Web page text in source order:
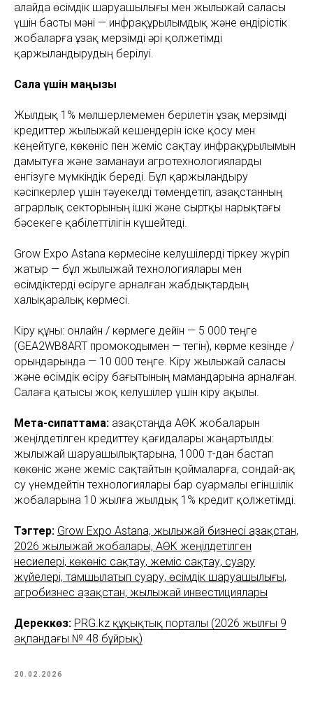
алайда өсімдік шаруашылығы мен жылыжай саласы
үшін басты мәні — инфрақұрылымдық және өндірістік
жобаларға ұзақ мерзімді әрі қолжетімді
қаржыландырудың берілуі.
Сала үшін маңызы
Жылдық 1% мөлшерлемемен берілетін ұзақ мерзімді
кредиттер жылыжай кешендерін іске қосу мен
кеңейтуге, көкөніс пен жеміс сақтау инфрақұрылымын
дамытуға және заманауи агротехнологияларды
енгізуге мүмкіндік береді. Бұл қаржыландыру
кәсіпкерлер үшін тәуекелді төмендетіп, Қазақстанның
аграрлық секторының ішкі және сыртқы нарықтағы
бәсекеге қабілеттілігін күшейтеді.
Grow Expo Astana көрмесіне келушілерді тіркеу жүріп
жатыр — бұл жылыжай технологиялары мен
өсімдіктерді өсіруге арналған жабдықтардың
халықаралық көрмесі.
Кіру құны: онлайн / көрмеге дейін — 5 000 теңге
(GEA2WB8ART промокодымен — тегін), көрме кезінде /
орындарында — 10 000 теңге. Кіру жылыжай саласы
және өсімдік өсіру бағытының мамандарына арналған.
Салаға қатысы жоқ келушілер үшін кіру ақылы.
Мета-сипаттама: Қазақстанда АӨК жобаларын
жеңілдетілген кредиттеу қағидалары жаңартылды:
жылыжай шаруашылықтарына, 1000 т-дан бастап
көкөніс және жеміс сақтайтын қоймаларға, сондай-ақ
су үнемдейтін технологиялары бар суармалы егіншілік
жобаларына 10 жылға жылдық 1% кредит қолжетімді.
Тэгтер: Grow Expo Astana, жылыжай бизнесі Қазақстан,
2026 жылыжай жобалары, АӨК жеңілдетілген
несиелері, көкөніс сақтау, жеміс сақтау, суару
жүйелері, тамшылатып суару, өсімдік шаруашылығы,
агробизнес Қазақстан, жылыжай инвестициялары
Дереккөз: PRG.kz құқықтық порталы (2026 жылғы 9
ақпандағы № 48 бұйрық)
20.02.2026